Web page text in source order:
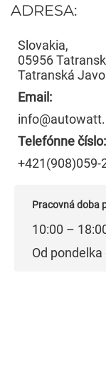
ADRESA:
Slovakia,
05956
Tatranská
Email:
Telefónne číslo:
+421(908)059-
Pracovná doba
10:00 –
Od